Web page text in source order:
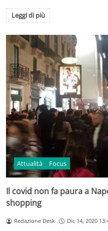
Leggi di più
Attualità Focus
Il covid non fa paura a
shopping
Redazione Desk Dic 14, 2020